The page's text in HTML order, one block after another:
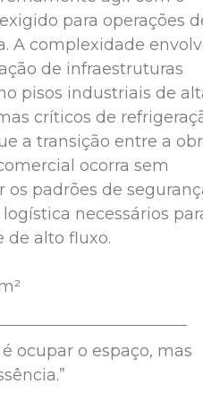
para operações
A complexidade
de infraestruturas
pisos industriais de
críticos de
a transição entre a
ocorra sem
padrões de
necessários
de alto fluxo.
ocupar o espaço, mas